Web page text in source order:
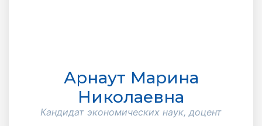
Арнаут Марина
Николаевна
Кандидат экономических наук, доцент